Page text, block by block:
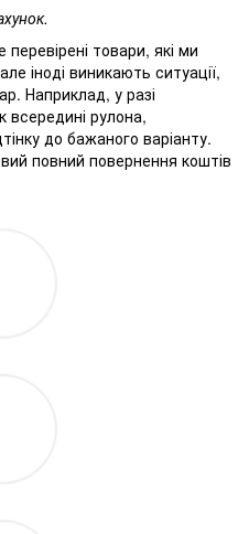
товари, які ми
іноді виникають ситуації,
Наприклад, у разі
всередині рулона,
до бажаного варіанту.
повний повернення коштів